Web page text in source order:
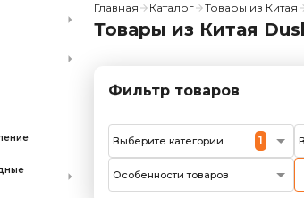
Главная Каталог Товары из Китая
Товары из Китая
Фильтр товаров
Выберите категории 1
Особенности товаров